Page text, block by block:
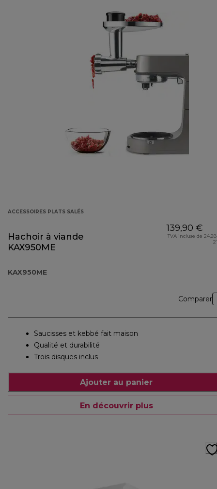
ACCESSOIRES PLATS SALÉS
Hachoir à viande
KAX950ME
KAX950ME
139,90 €
TVA incluse de
Comparer
Saucisses et kebbé fait maison
Qualité et durabilité
Trois disques inclus
Ajouter au panier
En découvrir plus